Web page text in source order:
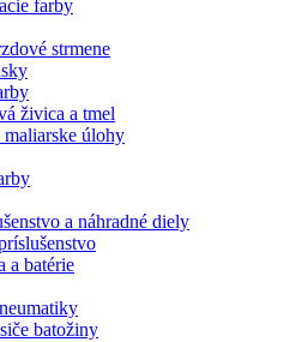
farby
strmene
živica a tmel
maliarske úlohy
a náhradné diely
a batérie
batožiny